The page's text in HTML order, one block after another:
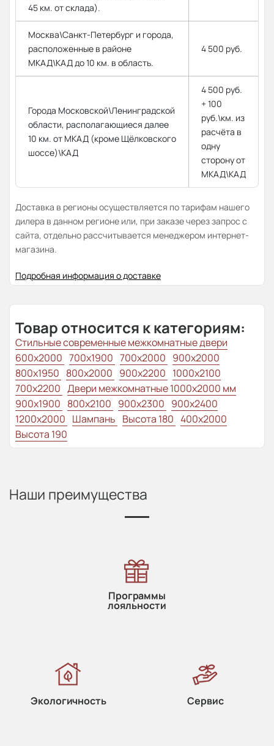
45 км. от склада).
Москва\Санкт-Петербург и города,
расположенные в районе
МКАД\КАД до 10 км. в область.
4 500 руб.
Города Московской\Ленинградской
области, располагающиеся далее
10 км. от МКАД (кроме Щёлковского
шоссе)\КАД
4 500 руб.
+ 100
руб.\км. из
расчёта в
одну
сторону от
МКАД\КАД
Доставка в регионы осуществляется по тарифам нашего
дилера в данном регионе или, при заказе через запрос с
сайта, отдельно рассчитывается менеджером интернет-
магазина.
Подробная информация о доставке
Товар относится к категориям:
Стильные современные межкомнатные двери
600x2000 700x1900 700x2000 900x2000
800х1950 800x2000 900x2200 1000x2100
700x2200 Двери межкомнатные 1000х2000 мм
900x1900 800x2100 900x2300 900x2400
1200x2000 Шампань Высота 180 400x2000
Высота 190
Наши преимущества
Программы
лояльности
Экологичность Сервис